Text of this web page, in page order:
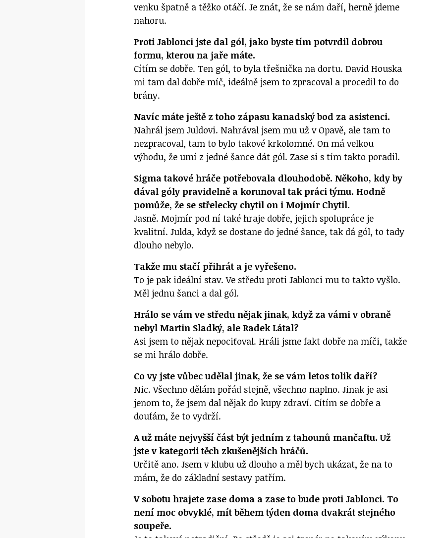
venku špatně a těžko otáčí. Je znát, že se nám daří, herně jdeme
nahoru.
Proti Jablonci jste dal gól, jako byste tím potvrdil dobrou
formu, kterou na jaře máte.
Cítím se dobře. Ten gól, to byla třešnička na dortu. David Houska
mi tam dal dobře míč, ideálně jsem to zpracoval a procedil to do
brány.
Navíc máte ještě z toho zápasu kanadský bod za asistenci.
Nahrál jsem Juldovi. Nahrával jsem mu už v Opavě, ale tam to
nezpracoval, tam to bylo takové krkolomné. On má velkou
výhodu, že umí z jedné šance dát gól. Zase si s tím takto poradil.
Sigma takové hráče potřebovala dlouhodobě. Někoho, kdy by
dával góly pravidelně a korunoval tak práci týmu. Hodně
pomůže, že se střelecky chytil on i Mojmír Chytil.
Jasně. Mojmír pod ní také hraje dobře, jejich spolupráce je
kvalitní. Julda, když se dostane do jedné šance, tak dá gól, to tady
dlouho nebylo.
Takže mu stačí přihrát a je vyřešeno.
To je pak ideální stav. Ve středu proti Jablonci mu to takto vyšlo.
Měl jednu šanci a dal gól.
Hrálo se vám ve středu nějak jinak, když za vámi v obraně
nebyl Martin Sladký, ale Radek Látal?
Asi jsem to nějak nepociťoval. Hráli jsme fakt dobře na míči, takže
se mi hrálo dobře.
Co vy jste vůbec udělal jinak, že se vám letos tolik daří?
Nic. Všechno dělám pořád stejně, všechno naplno. Jinak je asi
jenom to, že jsem dal nějak do kupy zdraví. Cítím se dobře a
doufám, že to vydrží.
A už máte nejvyšší část být jedním z tahounů mančaftu. Už
jste v kategorii těch zkušenějších hráčů.
Určitě ano. Jsem v klubu už dlouho a měl bych ukázat, že na to
mám, že do základní sestavy patřím.
V sobotu hrajete zase doma a zase to bude proti Jablonci. To
není moc obvyklé, mít během týden doma dvakrát stejného
soupeře.